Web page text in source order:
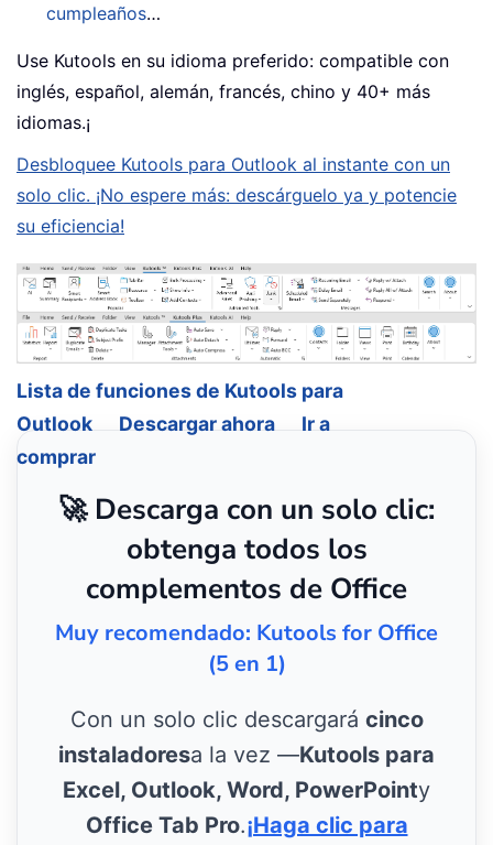
cumpleaños…
Use Kutools en su idioma preferido: compatible con
inglés, español, alemán, francés, chino y 40+ más
idiomas.¡
Desbloquee Kutools para Outlook al instante con un
solo clic. ¡No espere más: descárguelo ya y potencie
su eficiencia!
Lista de funciones de Kutools para
Outlook
Descargar ahora
Ir a
comprar
🚀 Descarga con un solo clic:
obtenga todos los
complementos de Office
Muy recomendado: Kutools for Office
(5 en 1)
Con un solo clic descargará cinco
instaladoresa la vez —Kutools para
Excel, Outlook, Word, PowerPointy
Office Tab Pro.¡Haga clic para